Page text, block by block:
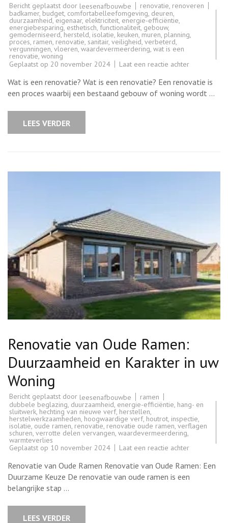
Bericht geplaatst door leesenafbouwbe renovatie, renoveren
badkamer, budget, comfortabelleefomgeving, deuren,
duurzaamheid,eigenaar, elektriciteit, energie-efficiëntie,
energiebesparing, esthetisch, functionaliteit, gebouw,
gemoderniseerd,hersteld, isolatie, keuken, muren, planning,
proces, ramen, renovatie, sanitair, veiligheid, verbeterd,
vergunningen, vloeren, waardevermeerdering, wat is een
renovatie,woning
Geplaatst op 20 november 2024 Laat een reactie achterop
over
renovaties:
Wat
is
Wat is een renovatie? Wat is een renovatie? Een renovatie is
een proces waarbij een bestaand gebouw of woning wordt …
LEES VERDER
Renovatie van Oude Ramen:
Duurzaamheid en Karakter in uw
Woning
Bericht geplaatst door leesenafbouwbe
ramen
dubbele beglazing, duurzaamheid, energie-efficiëntie, hang- en
sluitwerk, hechting van nieuwe verf, herstellen,
herstelwerkzaamheden, hoogwaardige verf, houtrot, inspectie,
isolatie, oude ramen, renovatie, renovatie oude ramen, verflagen
schuren, verrotte delen vervangen, waardevermeerdering,
warmteverlies
Geplaatst op 10 november 2024 Laat een reactie achterop
Oude
Ramen:
Renovatie van Oude Ramen Renovatie van Oude Ramen: Een
Duurzame Keuze De renovatie van oude ramen is een
belangrijke stap …
LEES VERDER